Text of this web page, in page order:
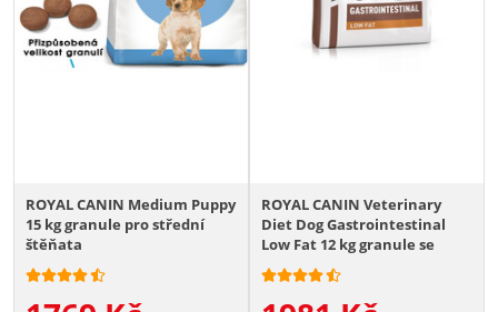
ROYAL CANIN Medium Puppy
15 kg granule pro střední
štěňata
ROYAL CANIN Veterinary
Diet Dog Gastrointestinal
Low Fat 12 kg granule se
sníženým obsahem tuku pro
dospělé psy s onemocněním
trávicího traktu